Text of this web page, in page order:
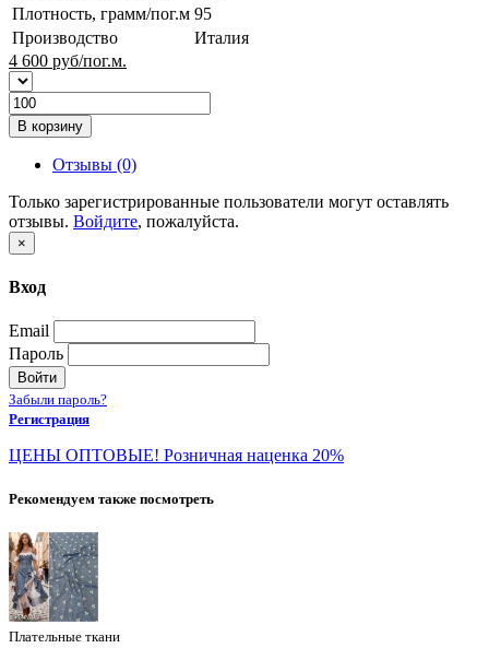
Плотность, грамм/пог.м 95
Производство
Италия
4 600 руб/пог.м.
В корзину
Отзывы (0)
Только зарегистрированные пользователи могут оставлять
отзывы. Войдите, пожалуйста.
×
Вход
Email
Пароль
Войти
Забыли пароль?
Регистрация
ЦЕНЫ ОПТОВЫЕ! Розничная наценка 20%
Рекомендуем также посмотреть
Плательные ткани